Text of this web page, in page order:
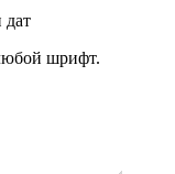
шрифт.